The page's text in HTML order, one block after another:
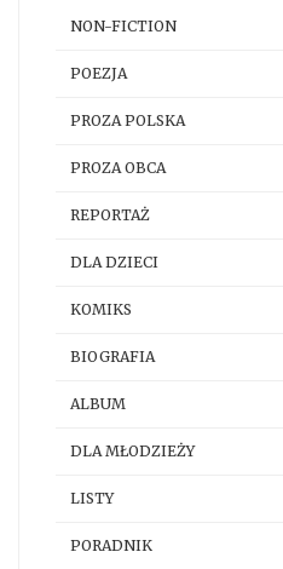
NON-FICTION
POEZJA
PROZA POLSKA
PROZA OBCA
REPORTAŻ
DLA DZIECI
KOMIKS
BIOGRAFIA
ALBUM
DLA MŁODZIEŻY
LISTY
PORADNIK